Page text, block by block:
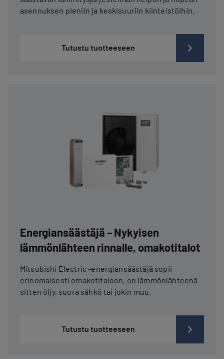
asennuksen pieniin ja keskisuuriin kiinteistöihin.
Tutustu tuotteeseen
Energiansäästäjä – Nykyisen
lämmönlähteen rinnalle, omakotitalot
Mitsubishi Electric -energiansäästäjä sopii
erinomaisesti omakotitaloon, on lämmönlähteenä
sitten öljy, suora sähkö tai jokin muu.
Tutustu tuotteeseen